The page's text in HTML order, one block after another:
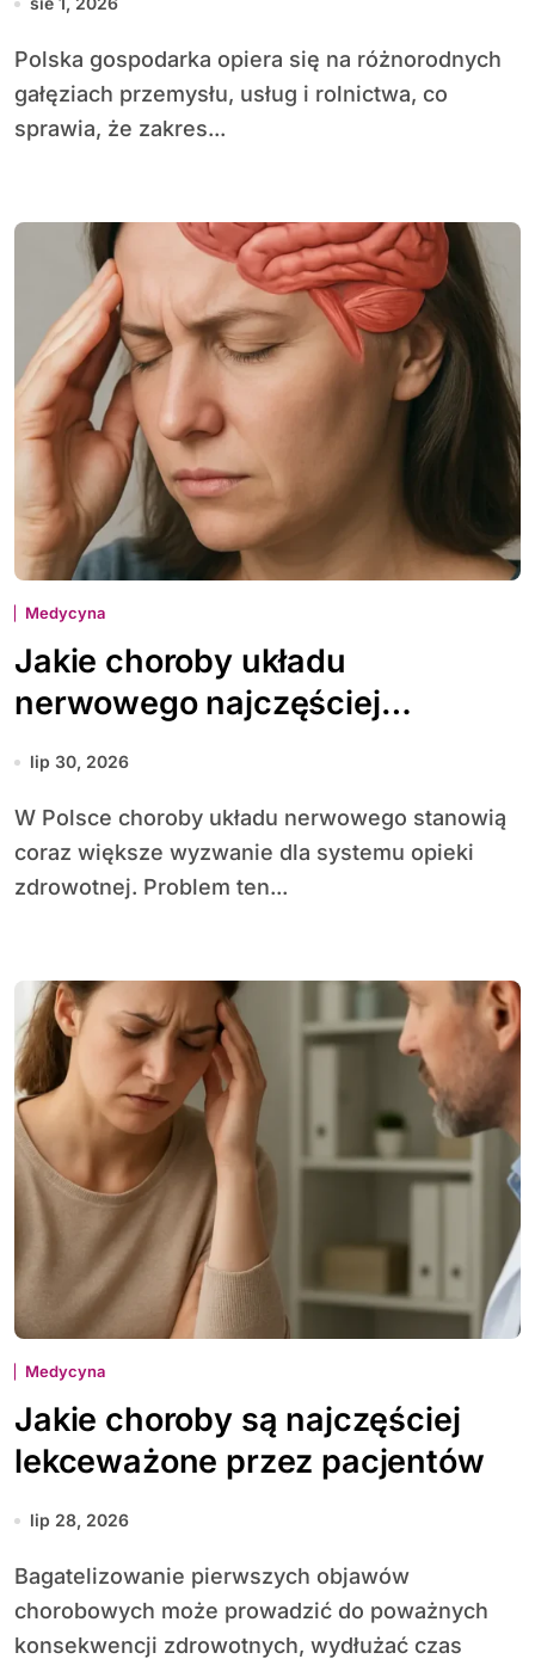
Polska gospodarka opiera się na różnorodnych
gałęziach przemysłu, usług i rolnictwa, co
sprawia, że zakres...
Medycyna
Jakie choroby układu
nerwowego najczęściej
diagnozuje się w Polsce
lip 30, 2026
W Polsce choroby układu nerwowego stanowią
coraz większe wyzwanie dla systemu opieki
zdrowotnej. Problem ten...
Medycyna
Jakie choroby są najczęściej
lekceważone przez pacjentów
lip 28, 2026
Bagatelizowanie pierwszych objawów
chorobowych może prowadzić do poważnych
konsekwencji zdrowotnych, wydłużać czas